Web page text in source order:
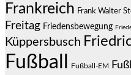
Frankreich Frank Walter
Freitag Friedensbewegung
Küppersbusch
Fußball Fußball-EM